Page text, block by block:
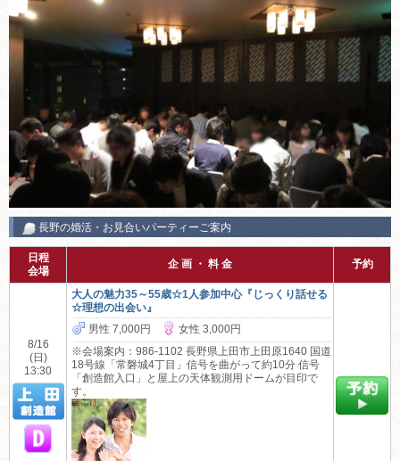
長野の婚活・お見合いパーティーご案内
日程
会場
企 画 ・ 料 金 予約
8/16
(日)
13:30
大人の魅力35～55歳☆1人参加中心『じっくり話せる
☆理想の出会い』
男性 7,000円
女性 3,000円
※会場案内：986-1102 長野県上田市上田原1640 国道
18号線「常磐城4丁目」信号を曲がって約10分 信号
「創造館入口」と屋上の天体観測用ドームが目印で
す。